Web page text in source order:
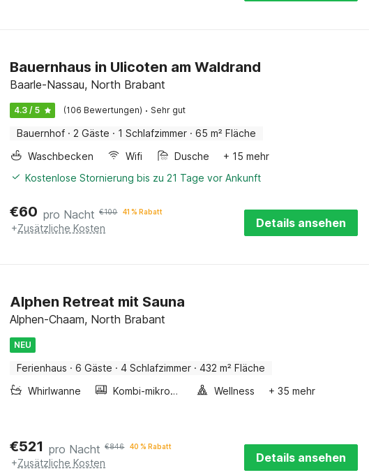
Bauernhaus in Ulicoten am Waldrand
Baarle-Nassau, North Brabant
4.3 / 5 (106 Bewertungen) · Sehr gut
Bauernhof · 2 Gäste · 1 Schlafzimmer · 65 m² Fläche
Waschbecken
Wifi Dusche
+ 15 mehr
Kostenlose Stornierung bis zu 21 Tage vor Ankunft
€60 pro Nacht €100 41 % Rabatt
+Zusätzliche Kosten Details ansehen
Alphen Retreat mit Sauna
Alphen-Chaam, North Brabant
NEU
Ferienhaus · 6 Gäste · 4 Schlafzimmer · 432 m² Fläche
Whirlwanne
Kombi-mikrowelle Wellness + 35 mehr
€521 pro Nacht €846 40 % Rabatt
+Zusätzliche Kosten Details ansehen